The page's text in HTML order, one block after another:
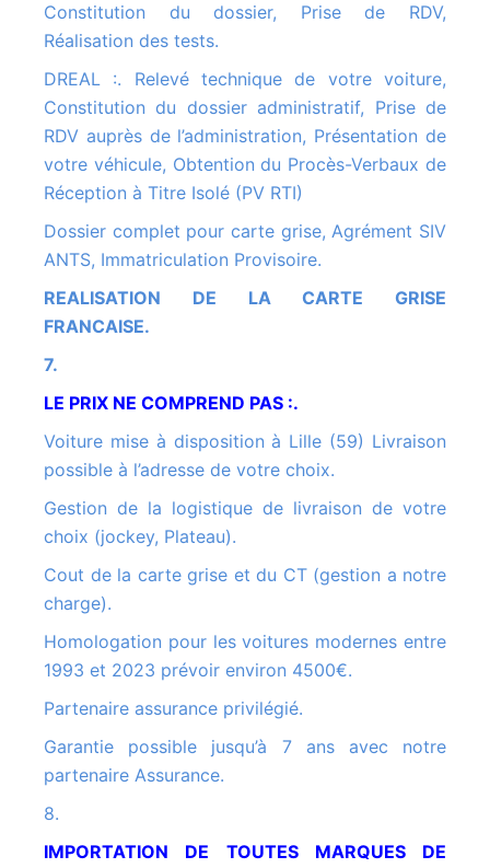
Constitution du dossier, Prise de RDV,
Réalisation des tests.
DREAL :. Relevé technique de votre voiture,
Constitution du dossier administratif, Prise de
RDV auprès de l’administration, Présentation de
votre véhicule, Obtention du Procès-Verbaux de
Réception à Titre Isolé (PV RTI)
Dossier complet pour carte grise, Agrément SIV
ANTS, Immatriculation Provisoire.
REALISATION DE LA CARTE GRISE
FRANCAISE.
7.
LE PRIX NE COMPREND PAS :.
Voiture mise à disposition à Lille (59) Livraison
possible à l’adresse de votre choix.
Gestion de la logistique de livraison de votre
choix (jockey, Plateau).
Cout de la carte grise et du CT (gestion a notre
charge).
Homologation pour les voitures modernes entre
1993 et 2023 prévoir environ 4500€.
Partenaire assurance privilégié.
Garantie possible jusqu’à 7 ans avec notre
partenaire Assurance.
8.
IMPORTATION DE TOUTES MARQUES DE